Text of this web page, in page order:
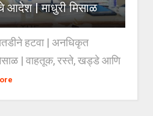
आदेश | माधुरी मिसाळ
हटवा | अनधिकृत
| वाहतूक, रस्ते, खड्डे आणि